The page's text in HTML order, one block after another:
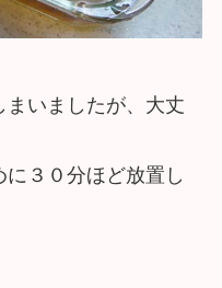
まいましたが、大丈
３０分ほど放置し